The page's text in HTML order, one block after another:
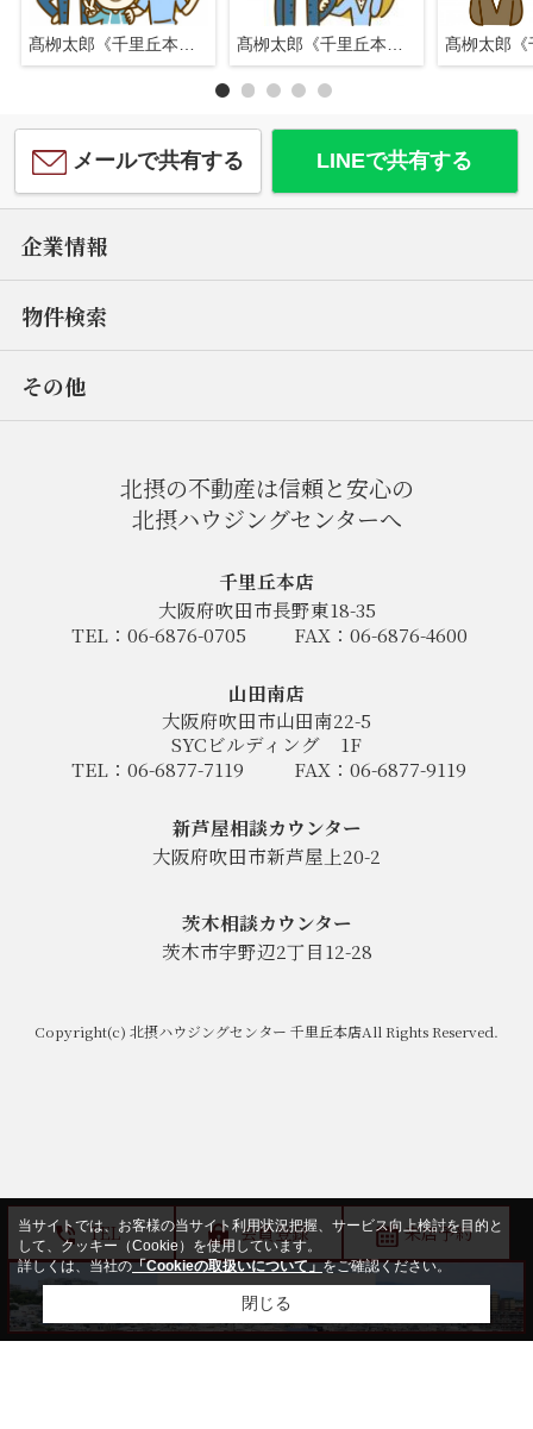
髙栁太郎《千里丘本店》 髙栁太郎《千里丘本店》
メールで共有する LINEで共有する
企業情報
物件検索
その他
北摂の不動産は信頼と安心の
北摂ハウジングセンターへ
千里丘本店
大阪府吹田市長野東18-35
TEL：06-6876-0705
FAX：06-6876-4600
山田南店
大阪府吹田市山田南22-5
SYCビルディング
1F
TEL：06-6877-7119
FAX：06-6877-9119
新芦屋相談カウンター
大阪府吹田市新芦屋上20-2
茨木相談カウンター
茨木市宇野辺2丁目12-28
Copyright(c) 北摂ハウジングセンター 千里丘本店All Rights Reserved.
TEL 会員登録 来店予約
当サイトでは、お客様の当サイト利用状況把握、サービス向上検討を目的と
して、クッキー（Cookie）を使用しています。
詳しくは、当社の「Cookieの取扱いについて」をご確認ください。
閉じる